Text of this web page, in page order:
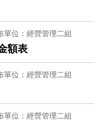
單位：經營管理二組
額表
單位：經營管理二組
單位：經營管理二組